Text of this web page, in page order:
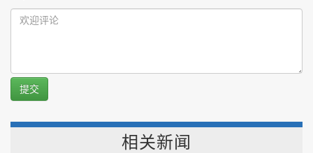
提交
相关新闻